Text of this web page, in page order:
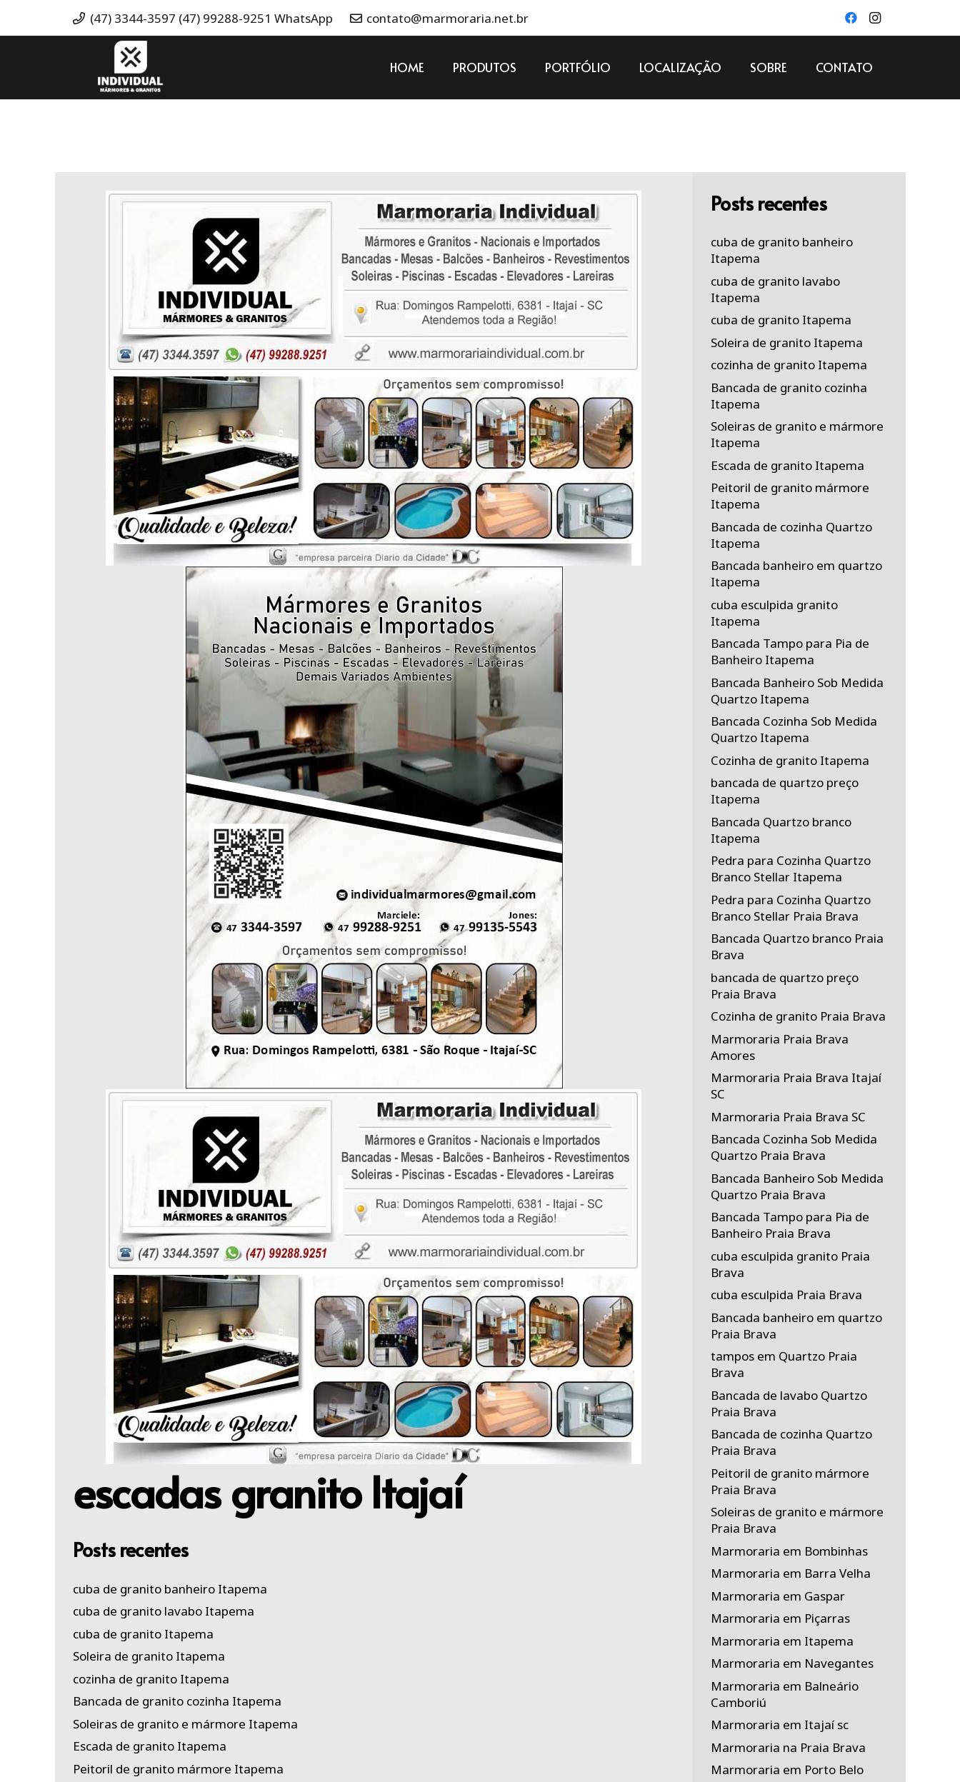
(47) 3344-3597 (47) 99288-9251 WhatsApp contato@marmoraria.net.br
HOME PRODUTOS PORTFÓLIO LOCALIZAÇÃO SOBRE CONTATO
escadas granito Itajaí
Posts recentes
cuba de granito banheiro Itapema
cuba de granito lavabo Itapema
cuba de granito Itapema
Soleira de granito Itapema
cozinha de granito Itapema
Bancada de granito cozinha Itapema
Soleiras de granito e mármore Itapema
Escada de granito Itapema
Peitoril de granito mármore Itapema
Posts recentes
cuba de granito banheiro
Itapema
cuba de granito lavabo
Itapema
cuba de granito Itapema
Soleira de granito Itapema
cozinha de granito Itapema
Bancada de granito cozinha
Itapema
Soleiras de granito e mármore
Itapema
Escada de granito Itapema
Peitoril de granito mármore
Itapema
Bancada de cozinha Quartzo
Itapema
Bancada banheiro em quartzo
Itapema
cuba esculpida granito
Itapema
Bancada Tampo para Pia de
Banheiro Itapema
Bancada Banheiro Sob Medida
Quartzo Itapema
Bancada Cozinha Sob Medida
Quartzo Itapema
Cozinha de granito Itapema
bancada de quartzo preço
Itapema
Bancada Quartzo branco
Itapema
Pedra para Cozinha Quartzo
Branco Stellar Itapema
Pedra para Cozinha Quartzo
Branco Stellar Praia Brava
Bancada Quartzo branco Praia
Brava
bancada de quartzo preço
Praia Brava
Cozinha de granito Praia Brava
Marmoraria Praia Brava
Amores
Marmoraria Praia Brava Itajaí
SC
Marmoraria Praia Brava SC
Bancada Cozinha Sob Medida
Quartzo Praia Brava
Bancada Banheiro Sob Medida
Quartzo Praia Brava
Bancada Tampo para Pia de
Banheiro Praia Brava
cuba esculpida granito Praia
Brava
cuba esculpida Praia Brava
Bancada banheiro em quartzo
Praia Brava
tampos em Quartzo Praia
Brava
Bancada de lavabo Quartzo
Praia Brava
Bancada de cozinha Quartzo
Praia Brava
Peitoril de granito mármore
Praia Brava
Soleiras de granito e mármore
Praia Brava
Marmoraria em Bombinhas
Marmoraria em Barra Velha
Marmoraria em Gaspar
Marmoraria em Piçarras
Marmoraria em Itapema
Marmoraria em Navegantes
Marmoraria em Balneário
Camboriú
Marmoraria em Itajaí sc
Marmoraria na Praia Brava
Marmoraria em Porto Belo